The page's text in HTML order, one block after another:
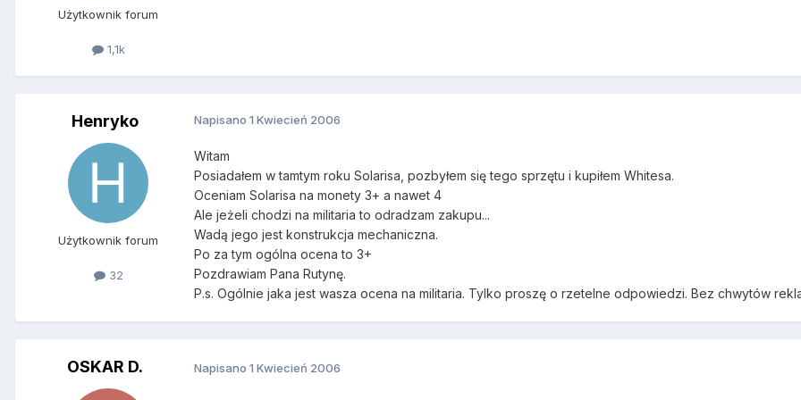
Użytkownik forum
1,1k
Henryko
Użytkownik forum
32
Napisano 1 Kwiecień 2006
Witam
Posiadałem w tamtym roku Solarisa, pozbyłem się tego sprzętu i kupiłem Whitesa.
Oceniam Solarisa na monety 3+ a nawet 4
Ale jeżeli chodzi na militaria to odradzam zakupu...
Wadą jego jest konstrukcja mechaniczna.
Po za tym ogólna ocena to 3+
Pozdrawiam Pana Rutynę.
P.s. Ogólnie jaka jest wasza ocena na militaria. Tylko proszę o rzetelne odpowiedzi. Bez chwytów
OSKAR D. Napisano 1 Kwiecień 2006